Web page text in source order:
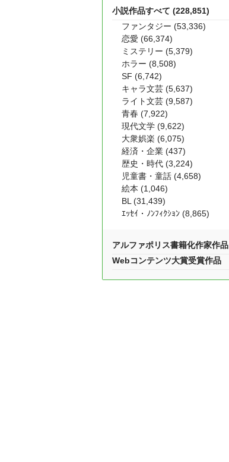
小説作品すべて (228,851)
ファンタジー (53,336)
恋愛 (66,374)
ミステリー (5,379)
ホラー (8,508)
SF (6,742)
キャラ文芸 (5,637)
ライト文芸 (9,587)
青春 (7,922)
現代文学 (9,622)
大衆娯楽 (6,075)
経済・企業 (437)
歴史・時代 (3,224)
児童書・童話 (4,658)
絵本 (1,046)
BL (31,439)
ｴｯｾｲ・ﾉﾝﾌｨｸｼｮﾝ (8,865)
アルファポリス書籍化作家作品
Webコンテンツ大賞受賞作品